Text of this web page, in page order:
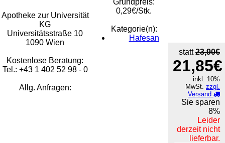
0,29€/Stk.
Kategorie(n):
Hafesan
statt23,90€
21,85€
inkl. 10%
MwSt. zzgl.
Versand
Sie sparen
8%
Leider
derzeit nicht
lieferbar.
Apotheke zur Universität
KG
Universitätsstraße 10
1090 Wien
Kostenlose Beratung:
Tel.: +43 1 402 52 98 - 0
Allg. Anfragen: